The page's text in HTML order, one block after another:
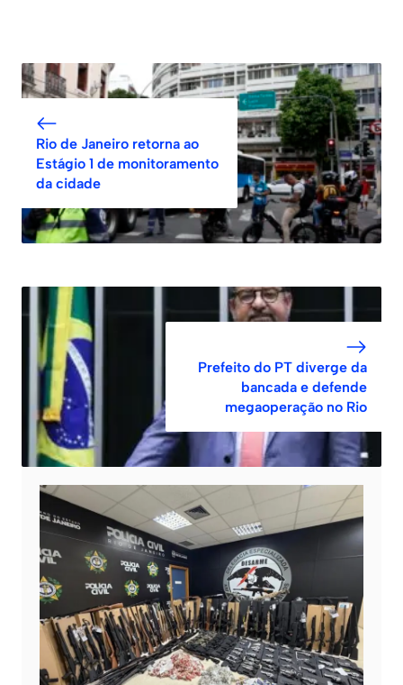
Rio de Janeiro retorna ao
Estágio 1 de monitoramento
da cidade
Prefeito do PT diverge da
bancada e defende
megaoperação no Rio